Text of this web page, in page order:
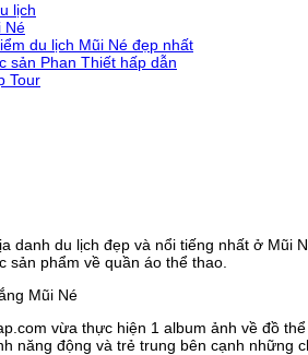
lịch
Né
du lịch Mũi Né đẹp nhất
sản Phan Thiết hấp dẫn
Tour
danh du lịch đẹp và nổi tiếng nhất ở Mũi
sản phẩm về quần áo thể thao.
vừa thực hiện 1 album ảnh về đồ
năng động và trẻ trung bên cạnh những